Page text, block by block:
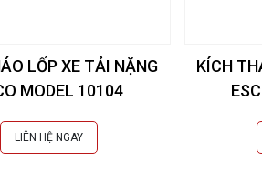
LỐP XE TẢI NẶNG
MODEL 10104
LIÊN HỆ NGAY
KÍCH